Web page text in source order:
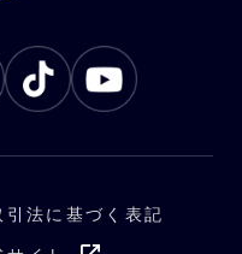
引法に基づく表記